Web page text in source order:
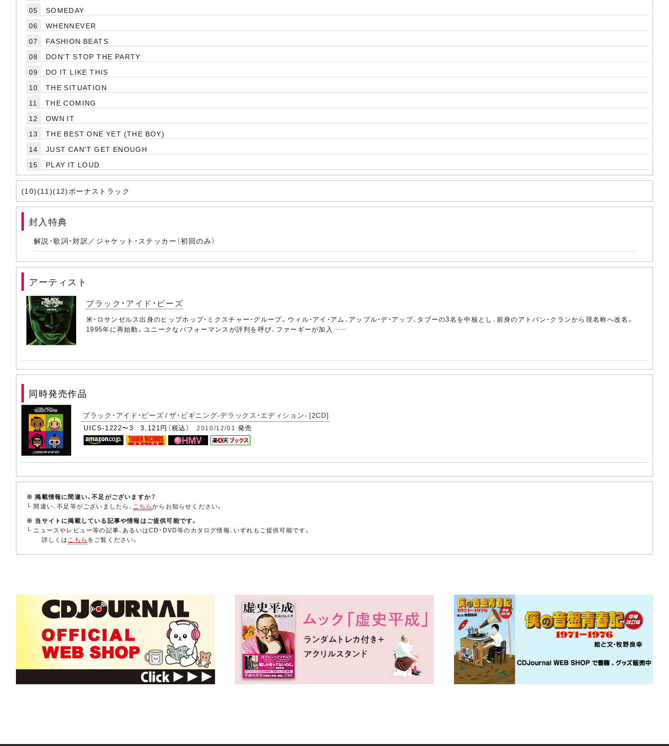
05
SOMEDAY
06
WHENNEVER
07
FASHION BEATS
08
DON'T STOP THE PARTY
09
DO IT LIKE THIS
10
THE SITUATION
11
THE COMING
12
OWN IT
13
THE BEST ONE YET (THE BOY)
14
JUST CAN'T GET ENOUGH
15
PLAY IT LOUD
(10)(11)(12)ボーナストラック
封入特典
解説・歌詞・対訳／ジャケット・ステッカー（初回のみ）
アーティスト
ブラック・アイド・ピーズ
米・ロサンゼルス出身のヒップホップ・ミクスチャー・グループ。ウィル・アイ・アム、アップル・デ・アップ、タブーの3名を中核とし、前身のアトバン・クランから現名称へ改名。
1995年に再始動。ユニークなパフォーマンスが評判を呼び、ファーギーが加入……
同時発売作品
ブラック・アイド・ピーズ / ザ・ビギニング-デラックス・エディション- [2CD]
UICS-1222〜3 3,121円（税込）2010/12/01 発売
※ 掲載情報に間違い、不足がございますか？
└ 間違い、不足等がございましたら、 こちらからお知らせください。
※ 当サイトに掲載している記事や情報はご提供可能です。
└ ニュースやレビュー等の記事、あるいはCD・DVD等のカタログ情報、いずれもご提供可能です。
詳しくはこちら をご覧ください。